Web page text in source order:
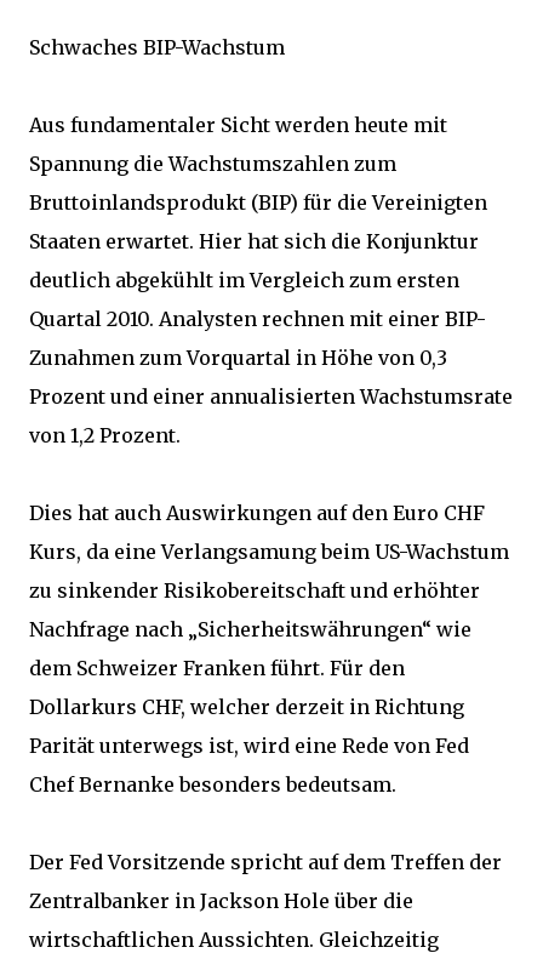
Schwaches BIP-Wachstum
Aus fundamentaler Sicht werden heute mit
Spannung die Wachstumszahlen zum
Bruttoinlandsprodukt (BIP) für die Vereinigten
Staaten erwartet. Hier hat sich die Konjunktur
deutlich abgekühlt im Vergleich zum ersten
Quartal 2010. Analysten rechnen mit einer BIP-
Zunahmen zum Vorquartal in Höhe von 0,3
Prozent und einer annualisierten Wachstumsrate
von 1,2 Prozent.
Dies hat auch Auswirkungen auf den Euro CHF
Kurs, da eine Verlangsamung beim US-Wachstum
zu sinkender Risikobereitschaft und erhöhter
Nachfrage nach „Sicherheitswährungen“ wie
dem Schweizer Franken führt. Für den
Dollarkurs CHF, welcher derzeit in Richtung
Parität unterwegs ist, wird eine Rede von Fed
Chef Bernanke besonders bedeutsam.
Der Fed Vorsitzende spricht auf dem Treffen der
Zentralbanker in Jackson Hole über die
wirtschaftlichen Aussichten. Gleichzeitig